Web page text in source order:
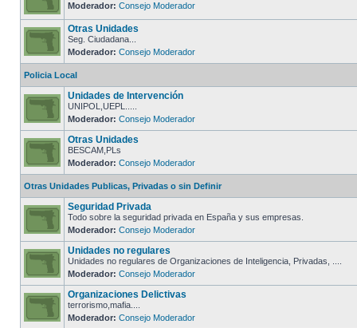
Moderador: Consejo Moderador
Otras Unidades
Seg. Ciudadana...
Moderador: Consejo Moderador
Policia Local
Unidades de Intervención
UNIPOL,UEPL.....
Moderador: Consejo Moderador
Otras Unidades
BESCAM,PLs
Moderador: Consejo Moderador
Otras Unidades Publicas, Privadas o sin Definir
Seguridad Privada
Todo sobre la seguridad privada en España y sus empresas.
Moderador: Consejo Moderador
Unidades no regulares
Unidades no regulares de Organizaciones de Inteligencia, Privadas, ....
Moderador: Consejo Moderador
Organizaciones Delictivas
terrorismo,mafia....
Moderador: Consejo Moderador